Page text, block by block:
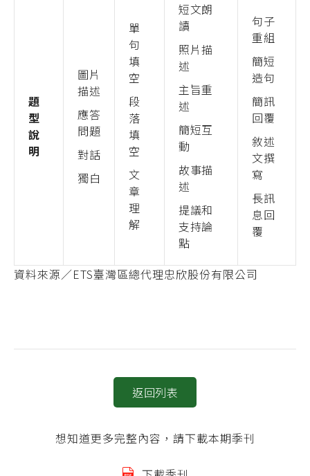
題
型
說
明
圖片
描述
應答
問題
對話
獨白
單
句
填
空
段
落
填
空
文
章
理
解
短文朗
讀
照片描
述
主旨重
述
簡短互
動
故事描
述
提議和
支持論
點
句子
重組
簡短
造句
簡訊
回覆
敘述
文撰
寫
長訊
息回
覆
資料來源／ETS臺灣區總代理忠欣股份有限公司
返回列表
想知道更多完整內容，請下載本期季刊